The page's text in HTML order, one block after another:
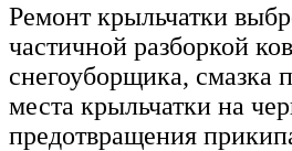
Ремонт крыльчатки
частичной разборкой
снегоуборщика, смазка
места крыльчатки на
предотвращения